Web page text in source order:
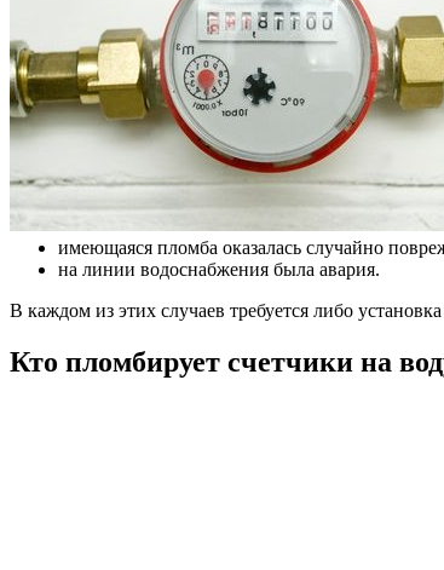
имеющаяся пломба оказалась случайно
на линии водоснабжения была авария.
В каждом из этих случаев требуется либо
Кто пломбирует счетчики на